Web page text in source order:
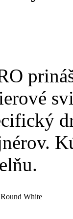
White